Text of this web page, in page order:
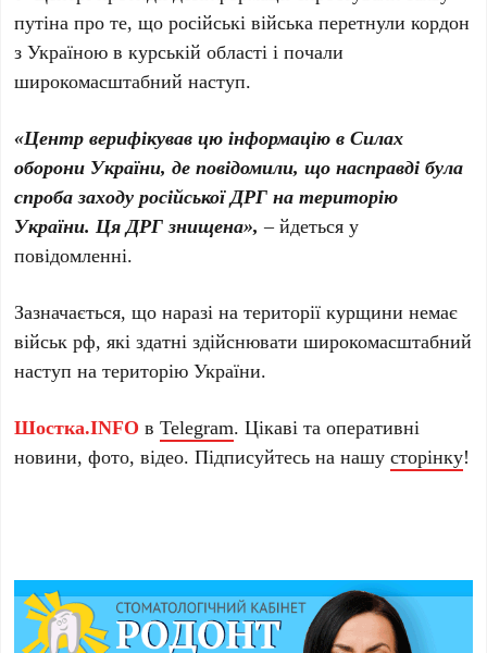
путіна про те, що російські війська перетнули кордон
з Україною в курській області і почали
широкомасштабний наступ.
«Центр верифікував цю інформацію в Силах
оборони України, де повідомили, що насправді була
спроба заходу російської ДРГ на територію
України. Ця ДРГ знищена», – йдеться у
повідомленні.
Зазначається, що наразі на території курщини немає
військ рф, які здатні здійснювати широкомасштабний
наступ на територію України.
Шостка.INFO вTelegram. Цікаві та оперативні
новини, фото, відео. Підписуйтесь на нашусторінку!